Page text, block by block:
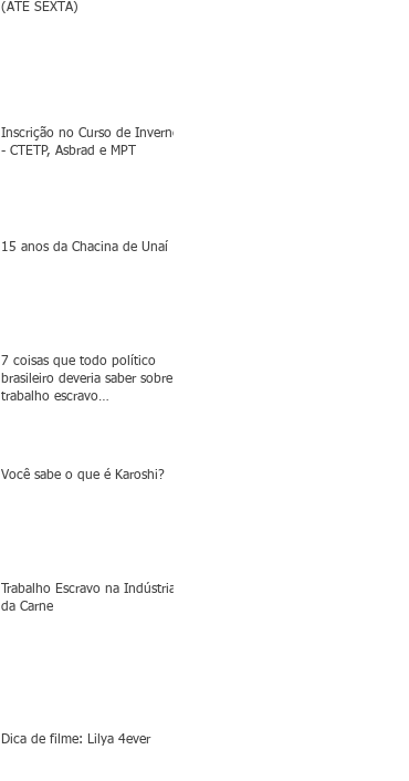
(ATÉ SEXTA)
Inscrição no Curso de Inverno
- CTETP, Asbrad e MPT
15 anos da Chacina de Unaí
7 coisas que todo político
brasileiro deveria saber sobre o
trabalho escravo
Você sabe o que é Karoshi?
Trabalho Escravo na Indústria
da Carne
Dica de filme: Lilya 4ever